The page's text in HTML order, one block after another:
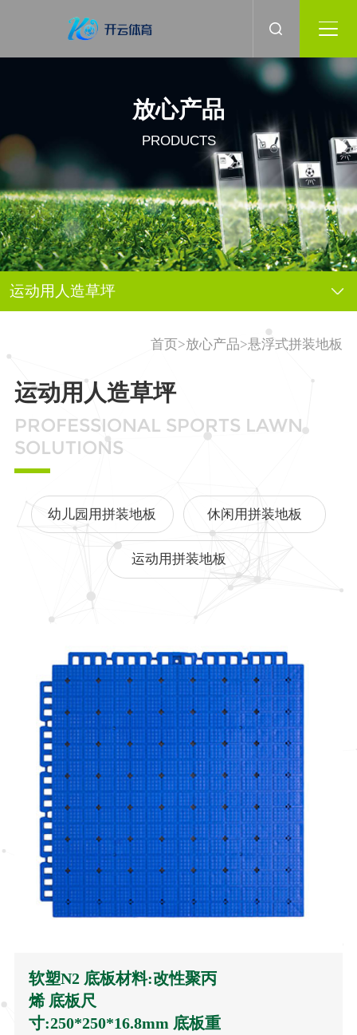
放心产品
PRODUCTS
运动用人造草坪
首页 >放心产品>悬浮式拼装地板
运动用人造草坪
PROFESSIONAL SPORTS LAWN
SOLUTIONS
幼儿园用拼装地板 休闲用拼装地板
运动用拼装地板
软塑N2 底板材料:改性聚丙
烯 底板尺
寸:250*250*16.8mm 底板重